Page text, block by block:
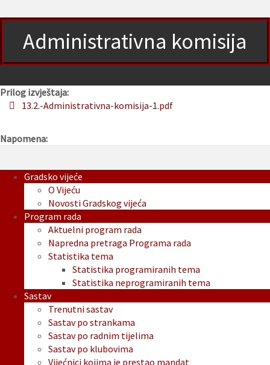
Administrativna komisija
Prilog izvještaja:
13.2.-Administrativna-komisija-1.pdf
Napomena:
Gradsko vijeće
O Vijeću
Novosti Gradskog vijeća
Program rada
Aktuelni program rada
Napredna pretraga Programa rada
Statistika tema
Statistika programiranih tema
Statistika neprogramiranih tema
Sastav
Trenutni sastav
Sastav po strankama
Sastav po radnim tijelima
Sastav po klubovima
Vijećnici kojima je prestao mandat